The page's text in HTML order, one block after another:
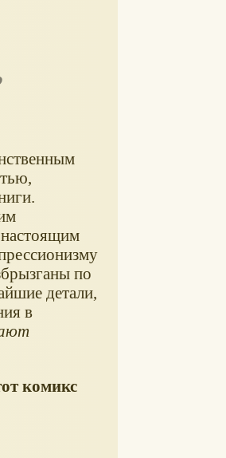
настоящим
по
детали,
в
комикс